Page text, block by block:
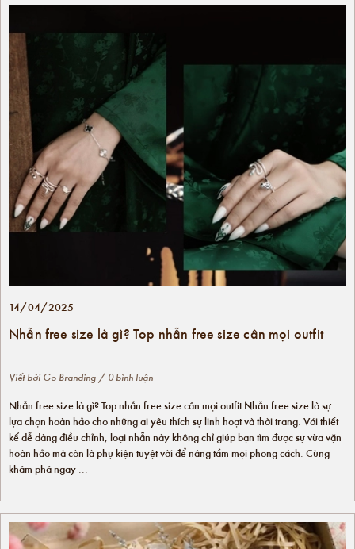
14/04/2025
Nhẫn free size là gì? Top nhẫn free size cân mọi outfit
Viết bởi Go Branding / 0 bình luận
Nhẫn free size là gì? Top nhẫn free size cân mọi outfit Nhẫn free size là sự
lựa chọn hoàn hảo cho những ai yêu thích sự linh hoạt và thời trang. Với thiết
kế dễ dàng điều chỉnh, loại nhẫn này không chỉ giúp bạn tìm được sự vừa vặn
hoàn hảo mà còn là phụ kiện tuyệt vời để nâng tầm mọi phong cách. Cùng
khám phá ngay ...